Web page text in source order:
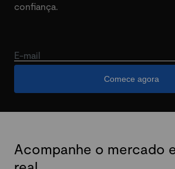
confiança.
E-mail
Comece agora
Acompanhe o mercado